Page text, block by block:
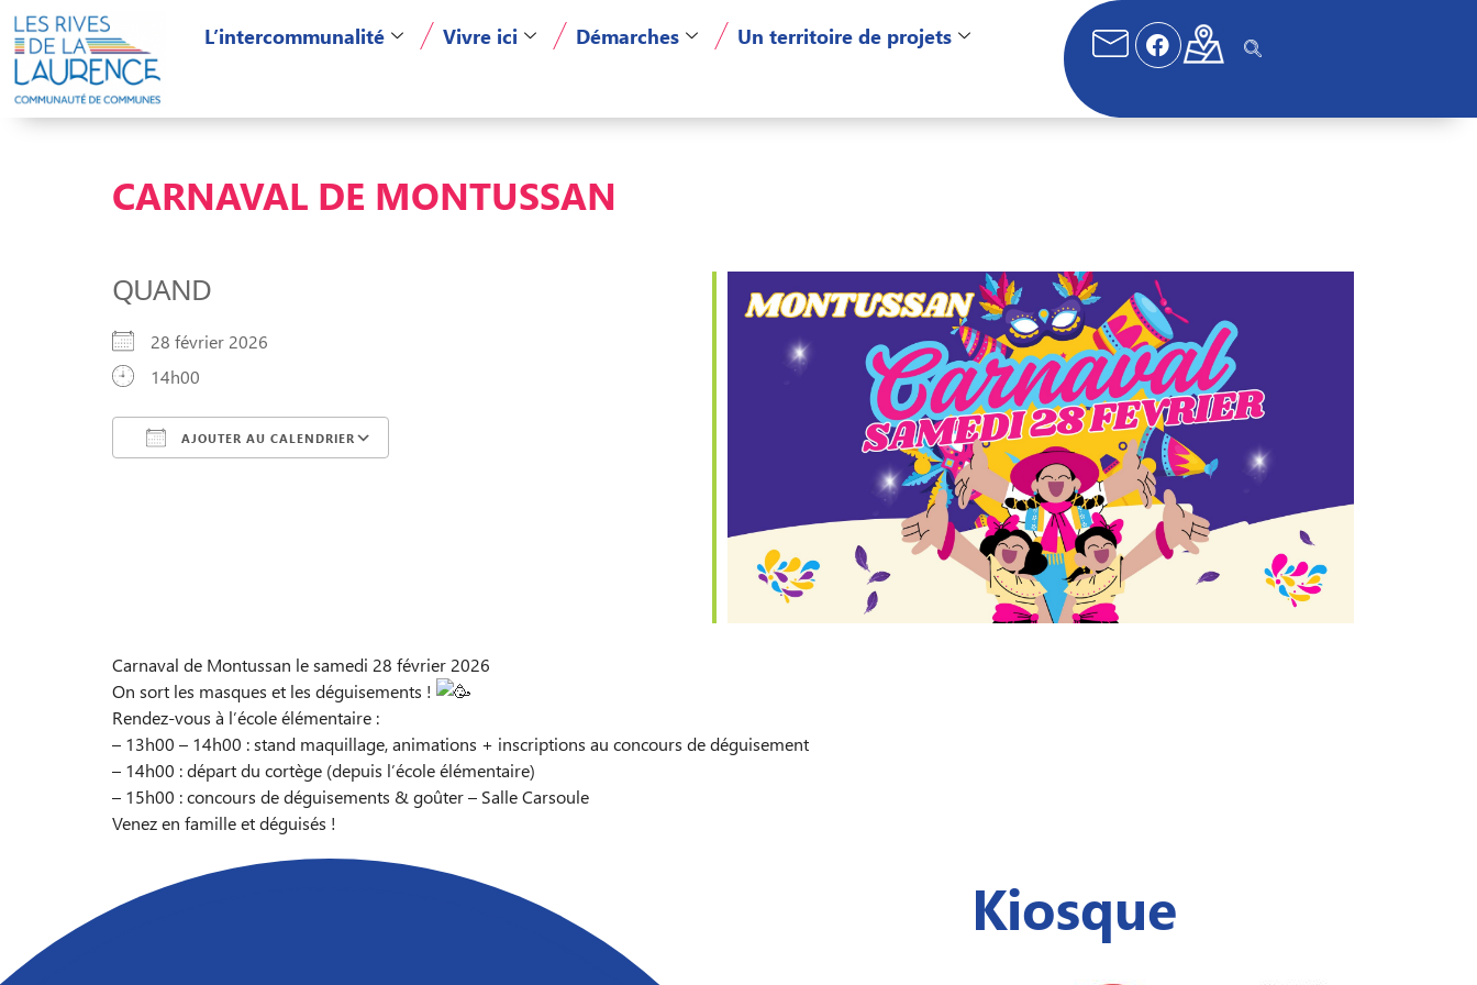
L’intercommunalité Vivre ici Démarches Un territoire de projets
CARNAVAL DE MONTUSSAN
QUAND
28 février 2026
14h00
AJOUTER AU CALENDRIER
Office 365 Outlook Live
Carnaval de Montussan le samedi 28 février 2026
On sort les masques et les déguisements !
Rendez-vous à l’école élémentaire :
– 13h00 – 14h00 : stand maquillage, animations + inscriptions au concours de déguisement
– 14h00 : départ du cortège (depuis l’école élémentaire)
– 15h00 : concours de déguisements & goûter – Salle Carsoule
Venez en famille et déguisés !
Kiosque